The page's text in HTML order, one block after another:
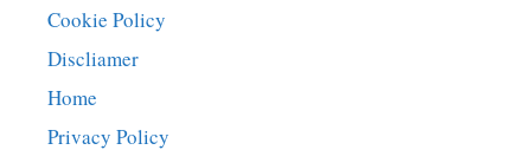
Cookie Policy
Discliamer
Home
Privacy Policy